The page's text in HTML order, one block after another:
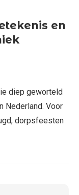
en
diep geworteld
Nederland. Voor
dorpsfeesten